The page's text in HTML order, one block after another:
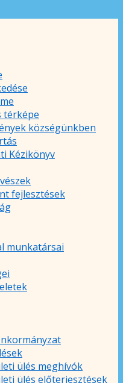
térképe
községünkben
Kézikönyv
fejlesztések
munkatársai
ülés meghívók
ülés előterjesztések